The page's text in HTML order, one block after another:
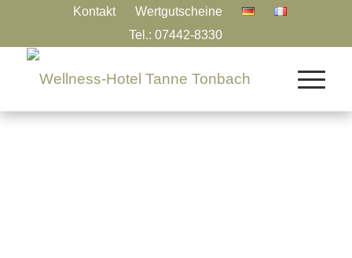
Kontakt
Wertgutscheine
Tel.: 07442-8330